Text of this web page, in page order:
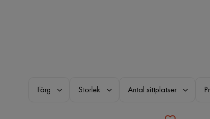
Färg Storlek Antal sittplatser